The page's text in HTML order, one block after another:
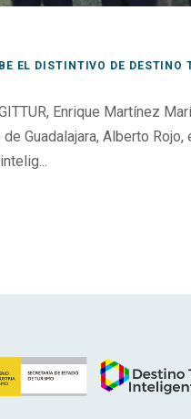
EL DISTINTIVO DE DESTINO
Enrique Martínez
Guadalajara, Alberto